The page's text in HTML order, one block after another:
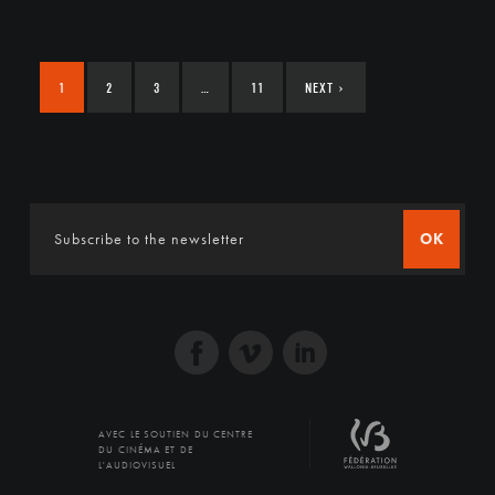
1 2 3 11 NEXT ›
OK
AVEC LE SOUTIEN DU CENTRE
DU CINÉMA ET DE
L'AUDIOVISUEL